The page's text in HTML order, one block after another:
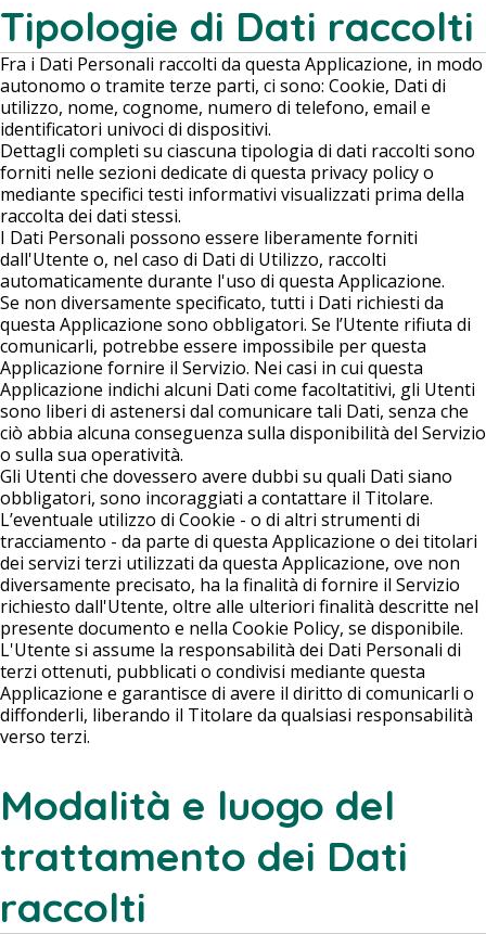
Tipologie di Dati raccolti
Fra i Dati Personali raccolti da questa Applicazione, in modo
autonomo o tramite terze parti, ci sono: Cookie, Dati di
utilizzo, nome, cognome, numero di telefono, email e
identificatori univoci di dispositivi.
Dettagli completi su ciascuna tipologia di dati raccolti sono
forniti nelle sezioni dedicate di questa privacy policy o
mediante specifici testi informativi visualizzati prima della
raccolta dei dati stessi.
I Dati Personali possono essere liberamente forniti
dall'Utente o, nel caso di Dati di Utilizzo, raccolti
automaticamente durante l'uso di questa Applicazione.
Se non diversamente specificato, tutti i Dati richiesti da
questa Applicazione sono obbligatori. Se l’Utente rifiuta di
comunicarli, potrebbe essere impossibile per questa
Applicazione fornire il Servizio. Nei casi in cui questa
Applicazione indichi alcuni Dati come facoltatitivi, gli Utenti
sono liberi di astenersi dal comunicare tali Dati, senza che
ciò abbia alcuna conseguenza sulla disponibilità del Servizio
o sulla sua operatività.
Gli Utenti che dovessero avere dubbi su quali Dati siano
obbligatori, sono incoraggiati a contattare il Titolare.
L’eventuale utilizzo di Cookie - o di altri strumenti di
tracciamento - da parte di questa Applicazione o dei titolari
dei servizi terzi utilizzati da questa Applicazione, ove non
diversamente precisato, ha la finalità di fornire il Servizio
richiesto dall'Utente, oltre alle ulteriori finalità descritte nel
presente documento e nella Cookie Policy, se disponibile.
L'Utente si assume la responsabilità dei Dati Personali di
terzi ottenuti, pubblicati o condivisi mediante questa
Applicazione e garantisce di avere il diritto di comunicarli o
diffonderli, liberando il Titolare da qualsiasi responsabilità
verso terzi.
Modalità e luogo del
trattamento dei Dati
raccolti